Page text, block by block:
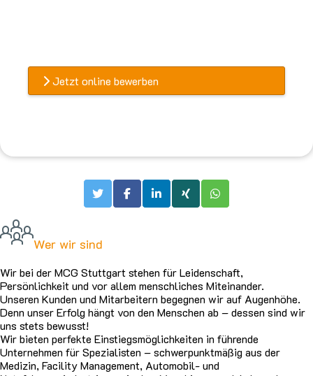
Jetzt online bewerben
Wer wir sind
Wir bei der MCG Stuttgart stehen für Leidenschaft,
Persönlichkeit und vor allem menschliches Miteinander.
Unseren Kunden und Mitarbeitern begegnen wir auf Augenhöhe.
Denn unser Erfolg hängt von den Menschen ab – dessen sind wir
uns stets bewusst!
Wir bieten perfekte Einstiegsmöglichkeiten in führende
Unternehmen für Spezialisten – schwerpunktmäßig aus der
Medizin, Facility Management, Automobil- und